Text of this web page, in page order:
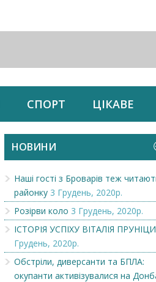
СПОРТ ЦІКАВЕ
НОВИНИ
Наші гості з Броварів теж
районку 3 Грудень, 2020р.
Розірви коло 3 Грудень, 2020р.
ІСТОРІЯ УСПІХУ ВІТАЛІЯ ПРУНІЦИ
Грудень, 2020р.
Обстріли, диверсанти та БПЛА:
окупанти активізувалися на